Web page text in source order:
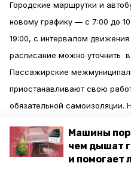
Машины
чем дышат
и помогает
Городские маршрутки и
новому графику — с 7:00 до
19:00, с интервалом
расписание можно уточнить
Пассажирские
приостанавливают свою
обязательной самоизоляции.
по спецпропускам, которые